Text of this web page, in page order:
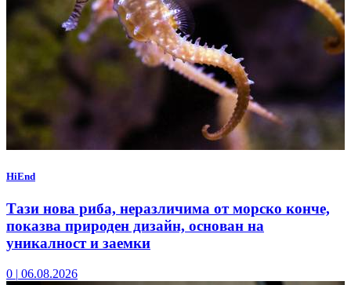
HiEnd
Тази нова риба, неразличима от морско конче,
показва природен дизайн, основан на
уникалност и заемки
0 | 06.08.2026